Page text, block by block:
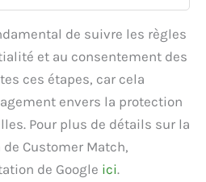
de suivre les règles
et au consentement des
ces étapes, car cela
envers la protection
Pour plus de détails sur la
Customer Match,
de Google ici.